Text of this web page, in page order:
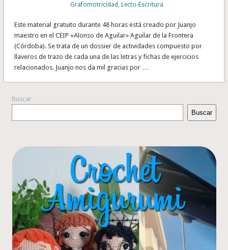
Grafomotricidad ,Lecto-Escritura
Este material gratuito durante 48 horas está creado por Juanjo
maestro en el CEIP «Alonso de Aguilar» Aguilar de la Frontera
(Córdoba). Se trata de un dossier de actividades compuesto por
llaveros de trazo de cada una de las letras y fichas de ejercicios
relacionados. Juanjo nos da mil gracias por …
Buscar
Buscar